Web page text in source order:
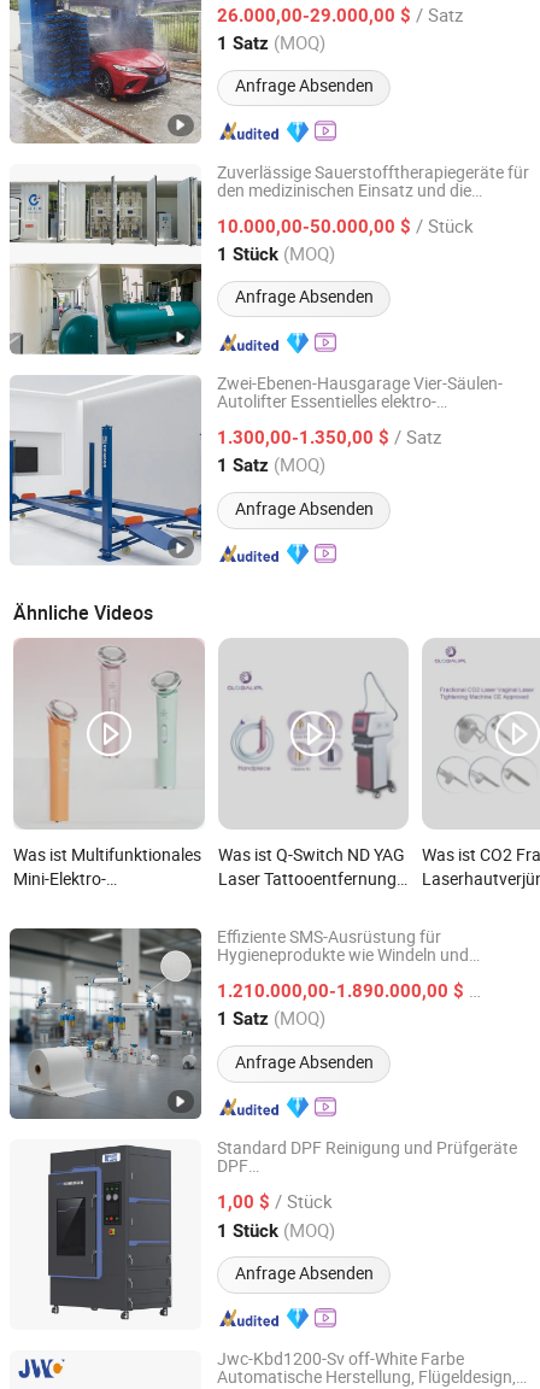
26.000,00-29.000,00 $ / Satz
1 Satz (MOQ)
Anfrage Absenden
Shandong, China Seit 2010
Zuverlässige Sauerstofftherapiegeräte für
den medizinischen Einsatz und die
10.000,00-50.000,00 $ / Stück
1 Stück (MOQ)
Anfrage Absenden
Hunan Eter Medical Co., Ltd.
Hunan, China Seit 2018
Zwei-Ebenen-Hausgarage Vier-Säulen-
Autolifter Essentielles elektro-
Pflegeausrüstung
1.300,00-1.350,00 $ / Satz
1 Satz (MOQ)
Anfrage Absenden
Guangzhou EOunice Machinery Co., Ltd.
Guangdong, China Seit 2018
Ähnliche Videos
Was ist Multifunktionales
Mini-Elektro-
Gesichts-Massager EMS
Mikrostrom LED Rot-
Blau-Licht
Erwärmungstherapie
Gesichtslifting-Gerät
Anti-Aging
Hautpflegeausrüstung
Was ist Q-Switch ND YAG
Laser Tattooentfernung
Kohlenstoff Hautpflege
Salon Lasergerät
Was ist CO2
für die
Effiziente SMS-Ausrüstung für
Hygieneprodukte wie Windeln und
1.210.000,00-1.890.000,00 $
1 Satz (MOQ)
Anfrage Absenden
Changzhou Youcra Machinery Technology Co., Ltd.
Jiangsu, China Seit 2025
Standard DPF Reinigung und Prüfgeräte
DPF
Lkw Pflegeausrüstung
1,00 $ / Stück
1 Stück (MOQ)
Anfrage Absenden
Kailong High-Technology Co., Ltd.
Jiangsu, China Seit 2022
Jwc-Kbd1200-Sv off-White Farbe
Automatische Herstellung, Flügeldesign,